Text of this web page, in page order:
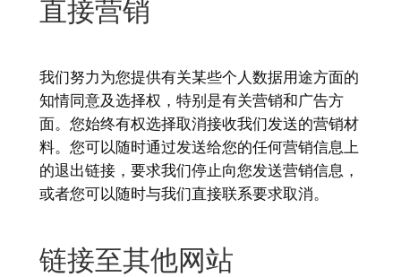
直接营销
我们努力为您提供有关某些个人数据用途方面的
知情同意及选择权，特别是有关营销和广告方
面。您始终有权选择取消接收我们发送的营销材
料。您可以随时通过发送给您的任何营销信息上
的退出链接，要求我们停止向您发送营销信息，
或者您可以随时与我们直接联系要求取消。
链接至其他网站